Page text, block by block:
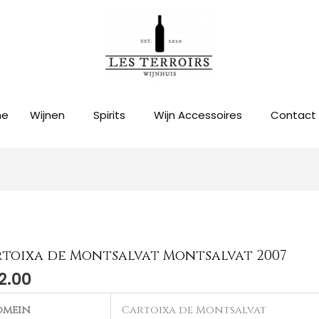
Wijnen Spirits Wijn Accessoires Contact
de Montsalvat Montsalvat 2007
Cartoixa de Montsalvat